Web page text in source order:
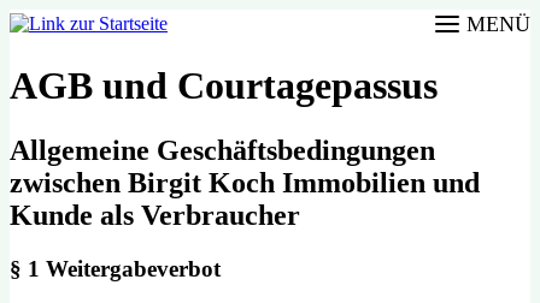
MENÜ
AGB und Courtagepassus
Allgemeine Geschäftsbedingungen
zwischen Birgit Koch Immobilien und
Kunde als Verbraucher
§ 1 Weitergabeverbot